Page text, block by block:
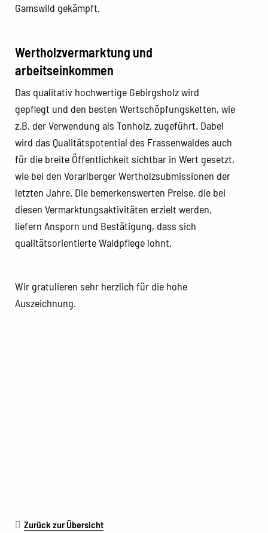
Gamswild gekämpft.
Wertholzvermarktung und
arbeitseinkommen
Das qualitativ hochwertige Gebirgsholz wird
gepflegt und den besten Wertschöpfungsketten, wie
z.B. der Verwendung als Tonholz, zugeführt. Dabei
wird das Qualitätspotential des Frassenwaldes auch
für die breite Öffentlichkeit sichtbar in Wert gesetzt,
wie bei den Vorarlberger Wertholzsubmissionen der
letzten Jahre. Die bemerkenswerten Preise, die bei
diesen Vermarktungsaktivitäten erzielt werden,
liefern Ansporn und Bestätigung, dass sich
qualitätsorientierte Waldpflege lohnt.
Wir gratulieren sehr herzlich für die hohe
Auszeichnung.
Zurück zur Übersicht